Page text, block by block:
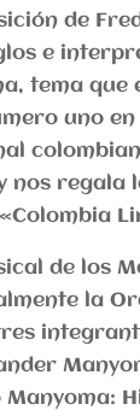
de
e
tema que
uno en
nos regala
de los
la
Manyoma: